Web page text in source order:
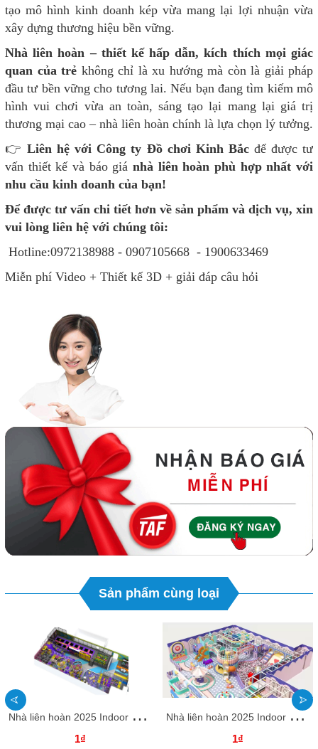
tạo mô hình kinh doanh kép vừa mang lại lợi nhuận vừa
xây dựng thương hiệu bền vững.
Nhà liên hoàn – thiết kế hấp dẫn, kích thích mọi giác
quan của trẻ không chỉ là xu hướng mà còn là giải pháp
đầu tư bền vững cho tương lai. Nếu bạn đang tìm kiếm mô
hình vui chơi vừa an toàn, sáng tạo lại mang lại giá trị
thương mại cao – nhà liên hoàn chính là lựa chọn lý tưởng.
👉Liên hệ với Công ty Đồ chơi Kinh Bắcđể được tư
vấn thiết kế và báo giá nhà liên hoàn phù hợp nhất với
nhu cầu kinh doanh của bạn!
Để được tư vấn chi tiết hơn về sản phẩm và dịch vụ, xin
vui lòng liên hệ với chúng tôi:
Hotline:0972138988 - 0907105668 - 1900633469
Miễn phí Video + Thiết kế 3D + giải đáp câu hỏi
Sản phẩm cùng loại
N
hà liên hoàn 2025 Indoor playground NLHKB73 Dochoikinhbac- Thiết Kế Đẹp Độc Đáo
1₫
N
hà liên hoàn 2025 Indoor playground NLHKB64 Dochoikinhbac- Thiết Kế Đẹp Độc Đáo
1₫